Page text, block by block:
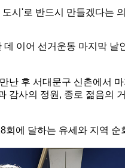
시'로 반드시 만들겠다는
이어 선거운동 마지막 날
난 후 서대문구 신촌에서
감사의 정원, 종로 젊음의
에 달하는 유세와 지역 순